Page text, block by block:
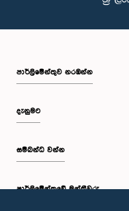
පාර්ලි‌මේන්තුව නරඹන්න
දැනුමට
සම්බන්ධ වන්න
පාර්ලි‌මේන්තුවේ මන්ත්‍රීවරු